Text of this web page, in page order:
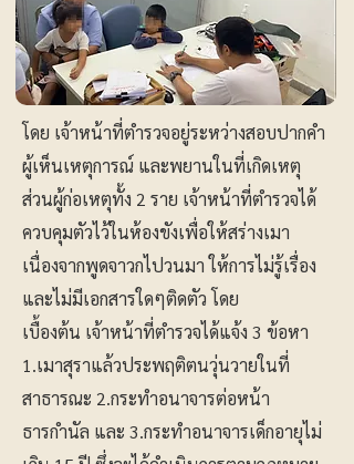
โดย เจ้าหน้าที่ตำรวจอยู่ระหว่างสอบปากคำ
ผู้เห็นเหตุการณ์ และพยานในที่เกิดเหตุ
ส่วนผู้ก่อเหตุทั้ง 2 ราย เจ้าหน้าที่ตำรวจได้
ควบคุมตัวไว้ในห้องขังเพื่อให้สร่างเมา
เนื่องจากพูดจาวกไปวนมา ให้การไม่รู้เรื่อง
และไม่มีเอกสารใดๆติดตัว โดย
เบื้องต้น เจ้าหน้าที่ตำรวจได้แจ้ง 3 ข้อหา
1.เมาสุราแล้วประพฤติตนวุ่นวายในที่
สาธารณะ 2.กระทำอนาจารต่อหน้า
ธารกำนัล และ 3.กระทำอนาจารเด็กอายุไม่